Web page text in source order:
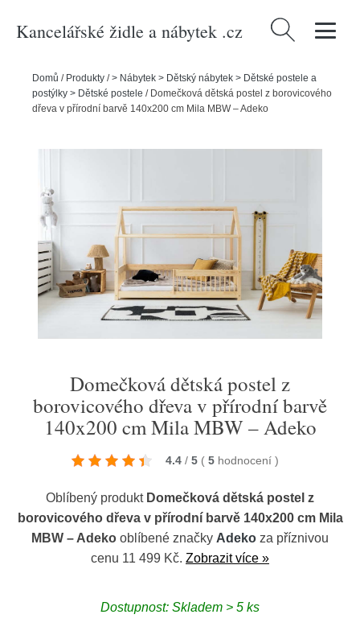
Kancelářské židle a nábytek .cz Vyhledávání
Domů / Produkty /> Nábytek > Dětský nábytek > Dětské postele a
postýlky > Dětské postele / Domečková dětská postel z borovicového
dřeva v přírodní barvě 140x200 cm Mila MBW – Adeko
Domečková dětská postel z
borovicového dřeva v přírodní barvě
140x200 cm Mila MBW – Adeko
4.4 / 5 ( 5 hodnocení )
Oblíbený produkt Domečková dětská postel z
borovicového dřeva v přírodní barvě 140x200 cm Mila
MBW – Adeko oblíbené značky Adeko za příznivou
cenu 11 499 Kč. Zobrazit více »
Dostupnost: Skladem > 5 ks